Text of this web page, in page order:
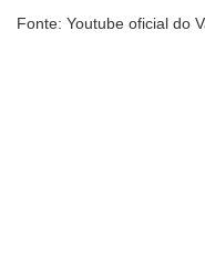
Fonte: Youtube oficial do